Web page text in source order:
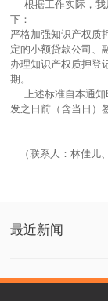
根据工作实际，我
下：
严格加强知识产权质
定的小额贷款公司、
办理知识产权质押登
期。
上述标准自本通知
发之日前（含当日）
（联系人：林佳儿
最近新闻